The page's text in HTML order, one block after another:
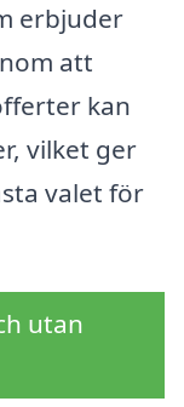
erbjuder
att
kan
vilket ger
valet för
utan